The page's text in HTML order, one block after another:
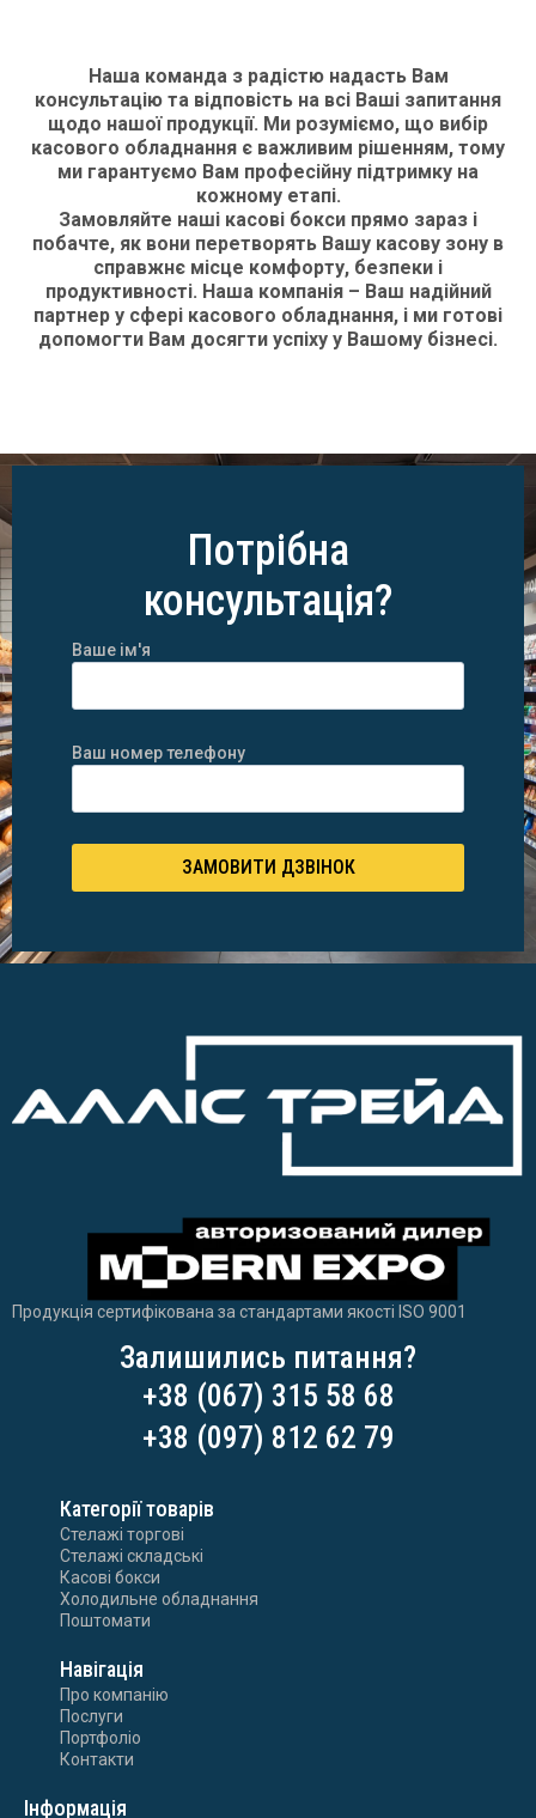
Наша команда з радістю надасть Вам
консультацію та відповість на всі Ваші запитання
щодо нашої продукції. Ми розуміємо, що вибір
касового обладнання є важливим рішенням, тому
ми гарантуємо Вам професійну підтримку на
кожному етапі.
Замовляйте наші касові бокси прямо зараз і
побачте, як вони перетворять Вашу касову зону в
справжнє місце комфорту, безпеки і
продуктивності. Наша компанія – Ваш надійний
партнер у сфері касового обладнання, і ми готові
допомогти Вам досягти успіху у Вашому бізнесі.
Потрібна
консультація?
Ваше ім'я
Ваш номер телефону
ЗАМОВИТИ ДЗВІНОК
Продукція сертифікована за стандартами якості ISO 9001
Залишились питання?
+38 (067) 315 58 68
+38 (097) 812 62 79
Категорії товарів
Стелажі торгові
Стелажі складські
Касові бокси
Холодильне обладнання
Поштомати
Навігація
Про компанію
Послуги
Портфоліо
Контакти
Інформація